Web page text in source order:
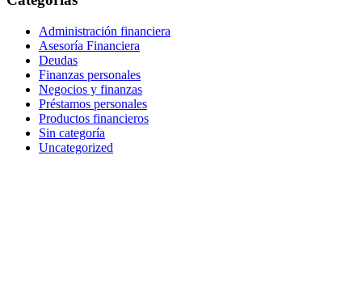
Administración financiera
Asesoría Financiera
Deudas
Finanzas personales
Negocios y finanzas
Préstamos personales
Productos financieros
Sin categoría
Uncategorized